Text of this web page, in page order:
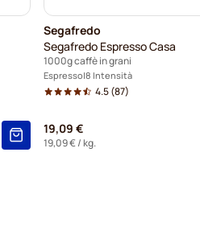
Segafredo
Segafredo Espresso Casa
1000g caffè in grani
Espresso 8 Intensità
4.5(87)
19,09 €
19,09 €/ kg.